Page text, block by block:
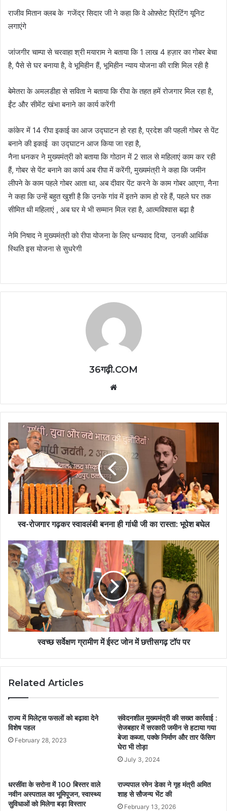
राजीव मितान क्लब के गजेंद्र सिदार जी ने कहा कि वे ओफ़्सेट प्रिंटिंग यूनिट
लगाएंगे
जांजगीर चाम्पा से चरवाहा श्री मयाराम ने बताया कि 1 लाख 4 हज़ार का गोबर बेचा
है, पैसे से घर बनाया है, वे भूमिहीन हैं, भूमिहीन न्याय योजना की राशि मिल रही है
बेमेतरा के अमलडीहा से सविता ने बताया कि रीपा के तहत हमें रोजगार मिल रहा है,
ईंट और सीमेंट खंभा बनाने का कार्य करेंगी
कांकेर में 14 रीपा इकाई का आज उद्घाटन हो रहा है, प्रदेश की पहली गोबर से पेंट
बनाने की इकाई का उद्घाटन आज किया जा रहा है,
नैना धनकर ने मुख्यमंत्री को बताया कि गोठान में 2 साल से महिलाएं काम कर रही
हैं, गोबर से पेंट बनाने का कार्य अब रीपा में करेंगी, मुख्यमंत्री ने कहा कि जमीन
लीपने के काम पहले गोबर आता था, अब दीवार पेंट करने के काम गोबर आएगा, नैना
ने कहा कि उन्हें बहुत खुशी है कि उनके गांव में इतने काम हो रहे हैं, पहले घर तक
सीमित थी महिलाएं , अब घर मे भी सम्मान मिल रहा है, आत्मविश्वास बढ़ा है
नेमि निषाद ने मुख्यमंत्री को रीपा योजना के लिए धन्यवाद दिया, उनकी आर्थिक
स्थिति इस योजना से सुधरेगी
36गढ़ी.COM
स्व-रोजगार गढ़कर स्वावलंबी बनना ही गांधी जी का रास्ता: भूपेश बघेल
स्वच्छ सर्वेक्षण ग्रामीण में ईस्ट जोन में छत्तीसगढ़ टॉप पर
Related Articles
राज्य में मिलेट्स फसलों को बढ़ावा देने
विशेष पहल
February 28, 2023
संवेदनशील मुख्यमंत्री की सख्त कार्रवाई :
सेजबहार में सरकारी जमीन से हटाया गया
बेजा कब्जा, पक्के निर्माण और तार फेंसिग
घेरा भी तोड़ा
July 3, 2024
धरसींवा के सरोना में 100 बिस्तर वाले
नवीन अस्पताल का भूमिपूजन, स्वास्थ्य
सुविधाओं को मिलेगा बड़ा विस्तार
राज्यपाल रमेन डेका ने गृह मंत्री अमित
शाह से सौजन्य भेंट की
February 13, 2026